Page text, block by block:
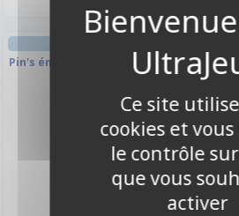
Pin's émaillé Médaille : Pro de la
Ce site
cookies et
le contrôle
que vous
activer